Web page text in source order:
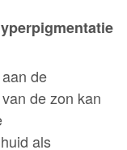
de
de zon kan
als